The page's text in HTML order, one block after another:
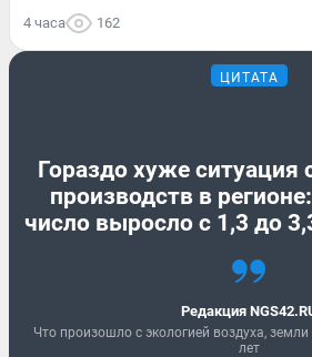
4 часа 162
ЦИТАТА
Гораздо хуже ситуация
производств в
число выросло с 1,3 до
Редакция
Что произошло с экологией воздуха,
лет